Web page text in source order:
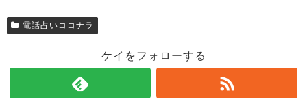
電話占いココナラ
ケイをフォローする